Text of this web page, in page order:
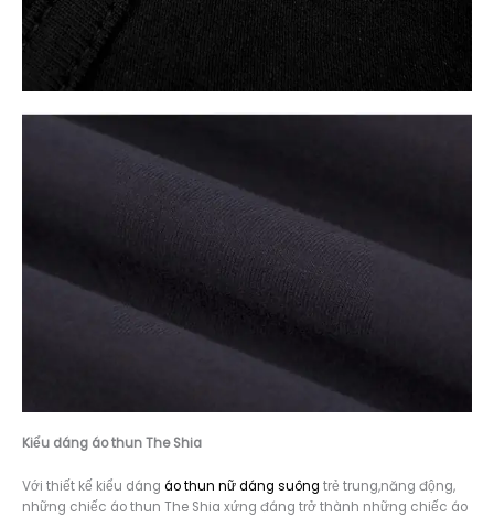
Kiểu dáng áo thun The Shia
Với thiết kế kiểu dáng áo thun nữ dáng suông trẻ trung,năng động,
những chiếc áo thun The Shia xứng đáng trở thành những chiếc áo